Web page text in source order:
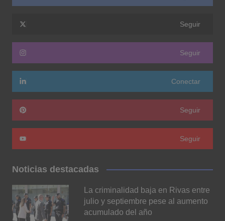
Seguir
Seguir
Conectar
Seguir
Seguir
Noticias destacadas
La criminalidad baja en Rivas entre
julio y septiembre pese al aumento
acumulado del año